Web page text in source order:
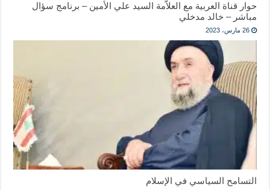
حوار قناة العربية مع العلاّمة السيد علي الأمين – برنامج سؤال
مباشر – خالد مدخلي
26 مارس، 2023
التسامح السياسي في الإسلام